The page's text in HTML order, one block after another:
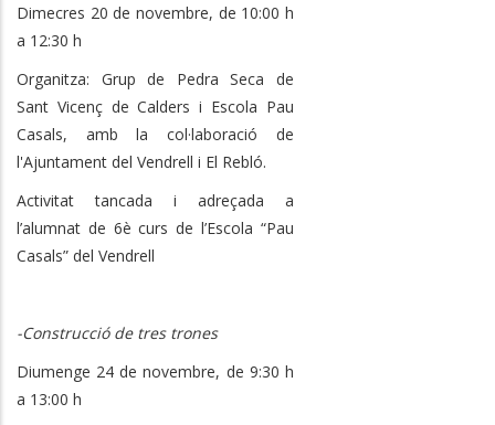
Dimecres 20 de novembre, de 10:00 h
a 12:30 h
Organitza: Grup de Pedra Seca de
Sant Vicenç de Calders i Escola Pau
Casals, amb la col·laboració de
l'Ajuntament del Vendrell i El Rebló.
Activitat tancada i adreçada a
l’alumnat de 6è curs de l’Escola “Pau
Casals” del Vendrell
-Construcció de tres trones
Diumenge 24 de novembre, de 9:30 h
a 13:00 h